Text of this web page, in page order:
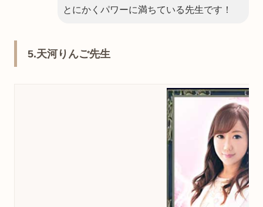
とにかくパワーに満ちている先生です！
5.天河りんご先生